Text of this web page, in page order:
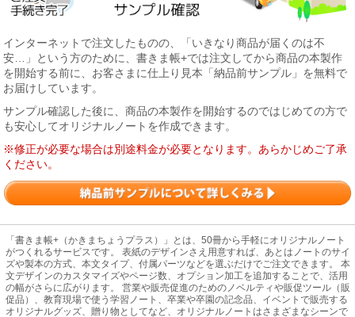
インターネットで注文したものの、「いきなり商品が届くのは不
安…」という方のために、書きま帳+では注文してから商品の本製作
を開始する前に、お客さまに仕上り見本「納品前サンプル」を無料で
お届けしています。
サンプル確認した後に、商品の本製作を開始するのではじめての方で
も安心してオリジナルノートを作成できます。
※修正が必要な場合は別途料金が必要となります。あらかじめご了承
ください。
「書きま帳+（かきまちょうプラス）」とは、50冊から手軽にオリジナルノート
がつくれるサービスです。 表紙のデザインさえ用意すれば、あとはノートのサイ
ズや製本の方式、本文タイプ、付属パーツなどを選ぶだけでご注文できます。 本
文デザインのカスタマイズやページ数、オプション加工を追加することで、活用
の幅がさらに広がります。 営業や販売促進のためのノベルティや販促ツール（販
促品）、教育現場で使う学習ノート、卒業や卒園の記念品、イベントで販売する
オリジナルグッズ、贈り物としてなど、オリジナルノートはさまざまなシーンで